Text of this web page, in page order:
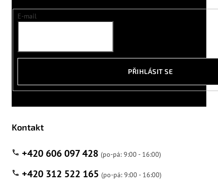
E-mail
PŘIHLÁSIT SE
Kontakt
+420 606 097 428
+420 312 522 165